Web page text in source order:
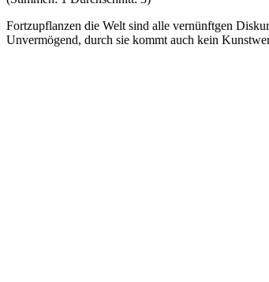
Fortzupflanzen die Welt sind alle vernünftgen
Unvermögend, durch sie kommt auch kein